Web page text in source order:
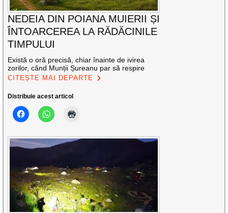
NEDEIA DIN POIANA MUIERII ȘI
ÎNTOARCEREA LA RĂDĂCINILE
TIMPULUI
Există o oră precisă, chiar înainte de ivirea
zorilor, când Munții Șureanu par să respire
CITEȘTE MAI DEPARTE
Distribuie acest articol